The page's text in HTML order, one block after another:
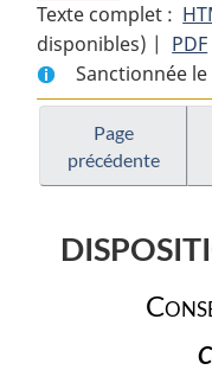
Texte complet :
disponibles) | PDF
Sanctionnée le
Page
précédente